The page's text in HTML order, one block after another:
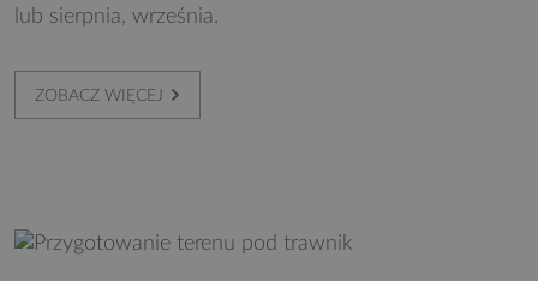
lub sierpnia, września.
ZOBACZ WIĘCEJ